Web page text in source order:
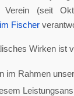
Verein (seit
Fischer
Wirken ist
im Rahmen